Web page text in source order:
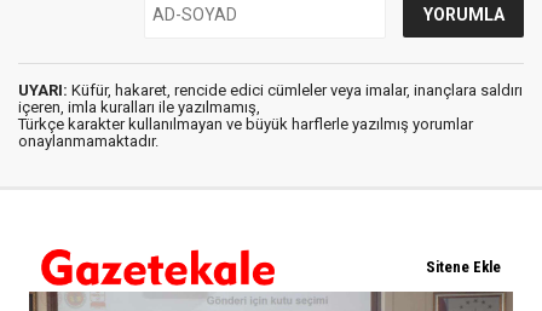
UYARI: Küfür, hakaret, rencide edici cümleler veya imalar, inançlara saldırı
içeren, imla kuralları ile yazılmamış,
Türkçe karakter kullanılmayan ve büyük harflerle yazılmış yorumlar
onaylanmamaktadır.